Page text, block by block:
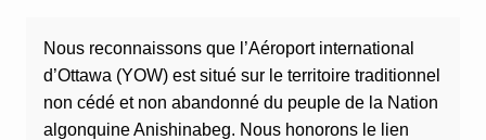
Nous reconnaissons que l’Aéroport international
d’Ottawa (YOW) est situé sur le territoire traditionnel
non cédé et non abandonné du peuple de la Nation
algonquine Anishinabeg. Nous honorons le lien